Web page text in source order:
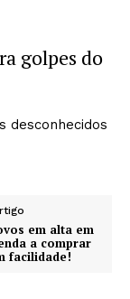
golpes do
desconhecidos
em alta em
a comprar
facilidade!